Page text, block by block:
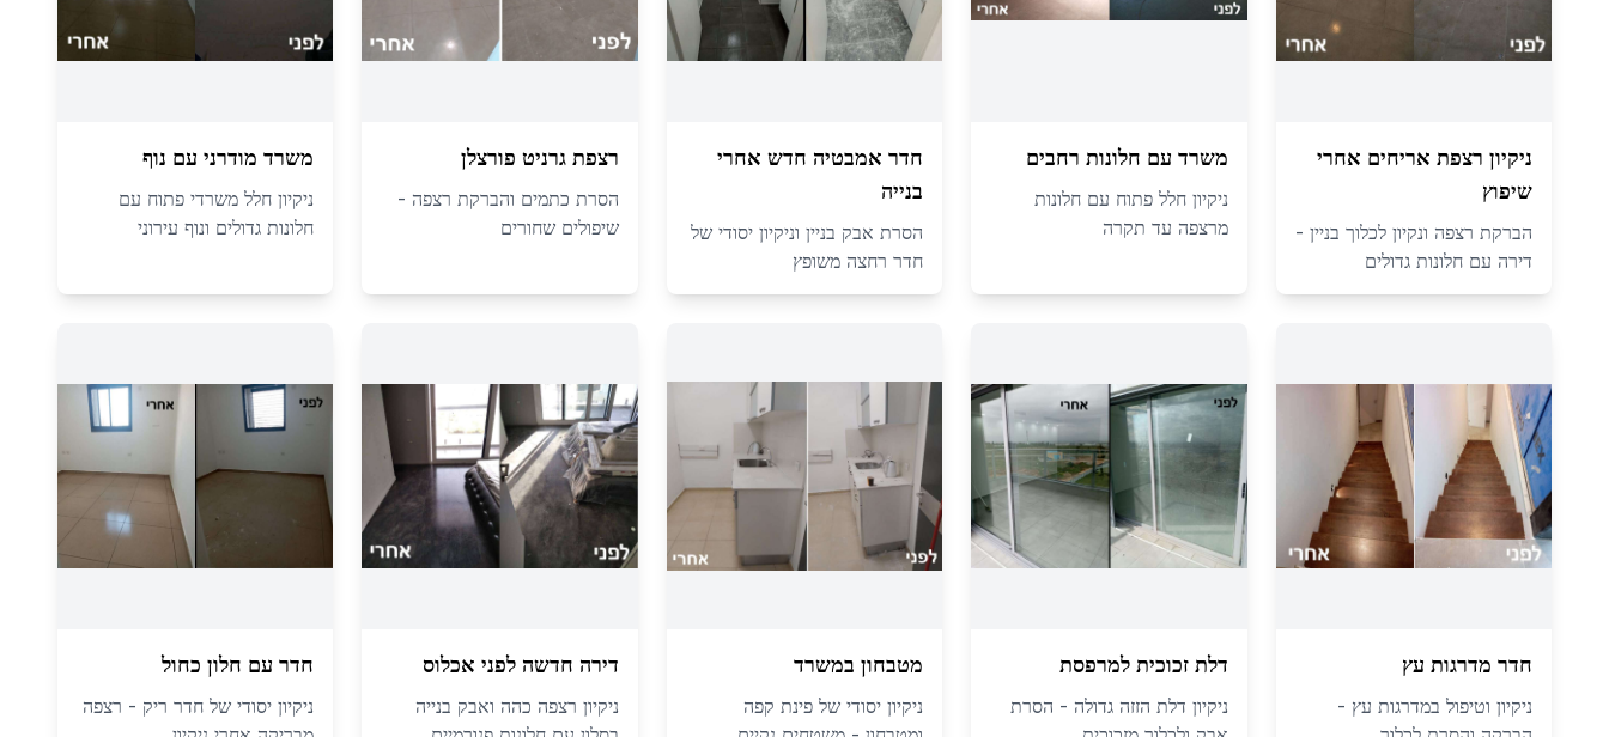
ניקיון רצפת אריחים אחרי
שיפוץ
הברקת רצפה ונקיון לכלוך בניין -
דירה עם חלונות גדולים
משרד עם חלונות רחבים
ניקיון חלל פתוח עם חלונות
מרצפה עד תקרה
חדר אמבטיה חדש אחרי
בנייה
הסרת אבק בניין וניקיון יסודי של
חדר רחצה משופץ
רצפת גרניט פורצלן
הסרת כתמים והברקת רצפה -
שיפולים שחורים
משרד מודרני עם נוף
ניקיון חלל משרדי פתוח עם
חלונות גדולים ונוף עירוני
חדר מדרגות עץ
ניקיון וטיפול במדרגות עץ -
דלת זכוכית למרפסת
ניקיון דלת הזזה גדולה - הסרת
מטבחון במשרד
ניקיון יסודי של פינת קפה
דירה חדשה לפני אכלוס
ניקיון רצפה כהה ואבק בנייה
חדר עם חלון כחול
ניקיון יסודי של חדר ריק - רצפה